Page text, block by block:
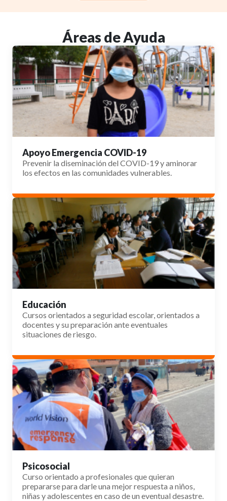
Áreas de Ayuda
Apoyo Emergencia COVID-19
Prevenir la diseminación del COVID-19 y aminorar
los efectos en las comunidades vulnerables.
Educación
Cursos orientados a seguridad escolar, orientados a
docentes y su preparación ante eventuales
situaciones de riesgo.
Psicosocial
Curso orientado a profesionales que quieran
prepararse para darle una mejor respuesta a niños,
niñas y adolescentes en caso de un eventual desastre.